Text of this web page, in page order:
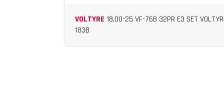
VOLTYRE 18,00-25 VF-76B 32PR E3 SET
183B